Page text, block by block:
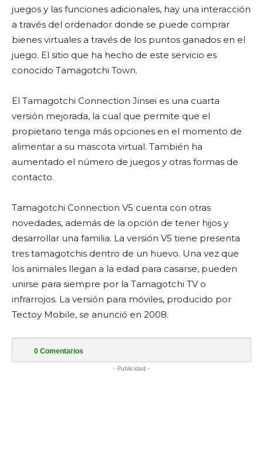
juegos y las funciones adicionales, hay una interacción
a través del ordenador donde se puede comprar
bienes virtuales a través de los puntos ganados en el
juego. El sitio que ha hecho de este servicio es
conocido Tamagotchi Town.
El Tamagotchi Connection Jinsei es una cuarta
versión mejorada, la cual que permite que el
propietario tenga más opciones en el momento de
alimentar a su mascota virtual. También ha
aumentado el número de juegos y otras formas de
contacto.
Tamagotchi Connection V5 cuenta con otras
novedades, además de la opción de tener hijos y
desarrollar una familia. La versión V5 tiene presenta
tres tamagotchis dentro de un huevo. Una vez que
los animales llegan a la edad para casarse, pueden
unirse para siempre por la Tamagotchi TV o
infrarrojos. La versión para móviles, producido por
Tectoy Mobile, se anunció en 2008.
0 Comentarios
- Publicidad -